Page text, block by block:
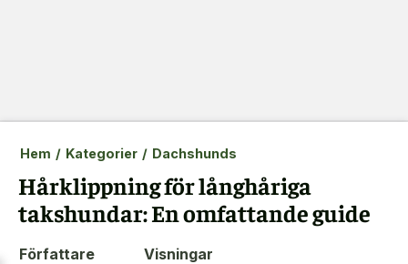
Hem / Kategorier / Dachshunds
Hårklippning för långhåriga
takshundar: En omfattande guide
Författare
Visningar